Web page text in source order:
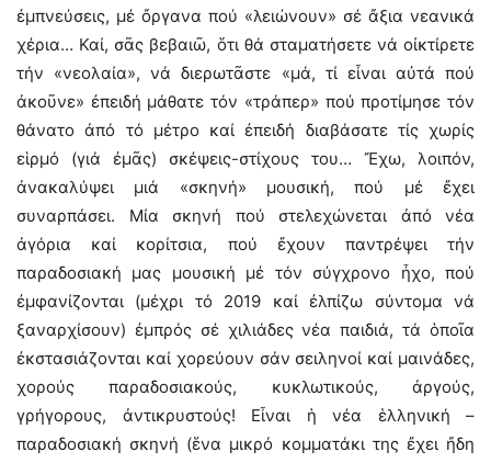
ἐμπνεύσεις, μέ ὄργανα πού «λειώνουν» σέ ἄξια νεανικά
χέρια… Καί, σᾶς βεβαιῶ, ὅτι θά σταματήσετε νά οἰκτίρετε
τήν «νεολαία», νά διερωτᾶστε «μά, τί εἶναι αὐτά πού
ἀκοῦνε» ἐπειδή μάθατε τόν «τράπερ» πού προτίμησε τόν
θάνατο ἀπό τό μέτρο καί ἐπειδή διαβάσατε τίς χωρίς
εἱρμό (γιά ἐμᾶς) σκέψεις-στίχους του… Ἔχω, λοιπόν,
ἀνακαλύψει μιά «σκηνή» μουσική, πού μέ ἔχει
συναρπάσει. Μία σκηνή πού στελεχώνεται ἀπό νέα
ἀγόρια καί κορίτσια, πού ἔχουν παντρέψει τήν
παραδοσιακή μας μουσική μέ τόν σύγχρονο ἦχο, πού
ἐμφανίζονται (μέχρι τό 2019 καί ἐλπίζω σύντομα νά
ξαναρχίσουν) ἐμπρός σέ χιλιάδες νέα παιδιά, τά ὁποῖα
ἐκστασιάζονται καί χορεύουν σάν σειληνοί καί μαινάδες,
χορούς παραδοσιακούς, κυκλωτικούς, ἀργούς,
γρήγορους, ἀντικρυστούς! Εἶναι ἡ νέα ἑλληνική –
παραδοσιακή σκηνή (ἕνα μικρό κομματάκι της ἔχει ἤδη